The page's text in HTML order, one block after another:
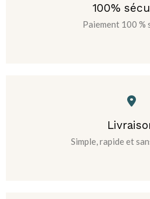
100%
Paiement 100 %
Simple, rapide et